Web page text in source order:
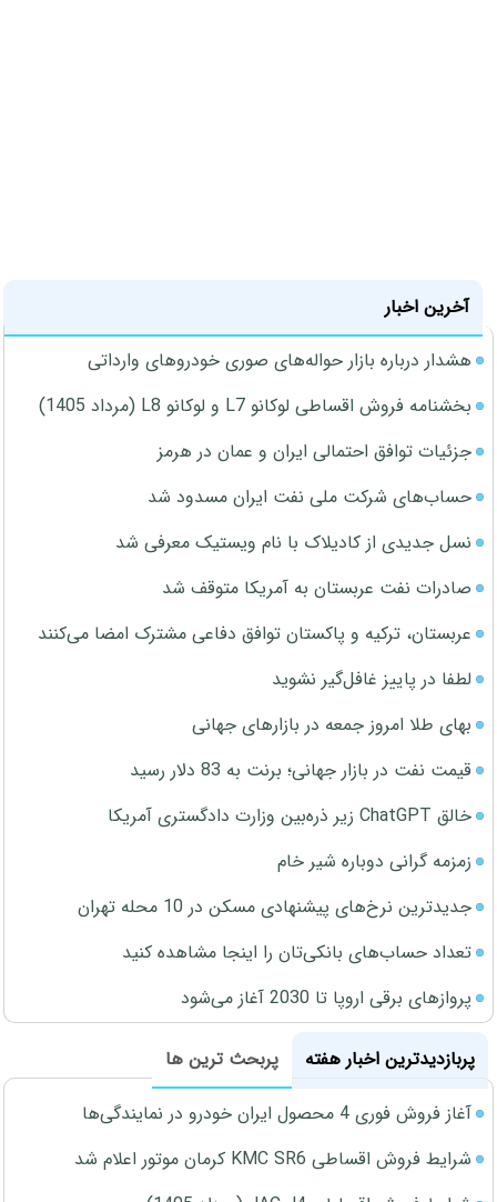
آخرین اخبار
هشدار درباره بازار حواله‌های صوری خودروهای وارداتی
بخشنامه فروش اقساطی لوکانو L7 و لوکانو L8 (مرداد 1405)
جزئیات توافق احتمالی ایران و عمان در هرمز
حساب‌های شرکت ملی نفت ایران مسدود شد
نسل جدیدی از کادیلاک با نام ویستیک معرفی شد
صادرات نفت عربستان به آمریکا متوقف شد
عربستان، ترکیه و پاکستان توافق دفاعی مشترک امضا می‌کنند
لطفا در پاییز غافل‌گیر نشوید
بهای طلا امروز جمعه در بازارهای جهانی
قیمت نفت در بازار جهانی؛ برنت به 83 دلار رسید
خالق ChatGPT زیر ذره‌بین وزارت دادگستری آمریکا
زمزمه گرانی دوباره شیر خام
جدیدترین نرخ‌های پیشنهادی مسکن در 10 محله تهران
تعداد حساب‌های بانکی‌تان را اینجا مشاهده کنید
پروازهای برقی اروپا تا 2030 آغاز می‌شود
پربازدیدترین اخبار هفته
پربحث ترین ها
آغاز فروش فوری 4 محصول ایران خودرو در نمایندگی‌ها
شرایط فروش اقساطی KMC SR6 کرمان موتور اعلام شد